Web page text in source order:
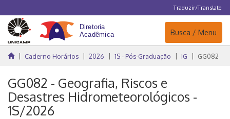
Traduzir/Translate
Navegação
Busca / Menu
Caderno Horários 2026 1S - Pós-Graduação IG GG082
GG082 - Geografia, Riscos e
Desastres Hidrometeorológicos -
1S/2026